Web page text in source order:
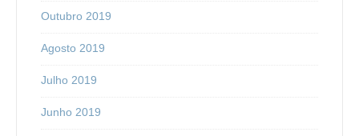
Outubro 2019
Agosto 2019
Julho 2019
Junho 2019